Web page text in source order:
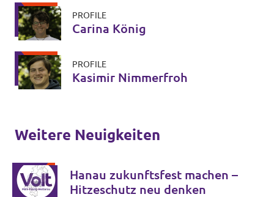
PROFILE
Carina König
PROFILE
Kasimir Nimmerfroh
Weitere Neuigkeiten
Hanau zukunftsfest machen –
Hitzeschutz neu denken